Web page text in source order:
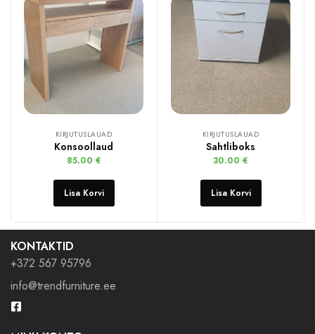
KIRJUTUSLAUAD
Konsoollaud
85.00 €
Lisa Korvi
KIRJUTUSLAUAD
Sahtliboks
30.00 €
Lisa Korvi
KONTAKTID
+372 567 95796
info@trendfurniture.ee